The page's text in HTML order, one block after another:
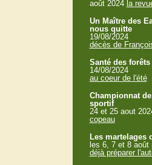
août 2024 la
Un Maître des
nous quitte
19/08/2024
décès de
Santé des forêts
14/08/2024
au coeur de l'été
Championnat
sportif
24 et 25 aout
copeau
Les martelages
les 6, 7 et 8 août
déjà préparer